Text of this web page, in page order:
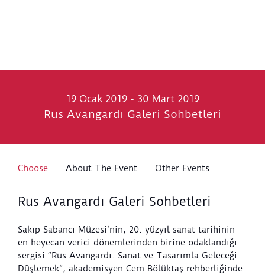
19 Ocak 2019 - 30 Mart 2019
Rus Avangardı Galeri Sohbetleri
Choose About The Event Other Events
Rus Avangardı Galeri Sohbetleri
Sakıp Sabancı Müzesi’nin, 20. yüzyıl sanat tarihinin
en heyecan verici dönemlerinden birine odaklandığı
sergisi “Rus Avangardı. Sanat ve Tasarımla Geleceği
Düşlemek”, akademisyen Cem Bölüktaş rehberliğinde